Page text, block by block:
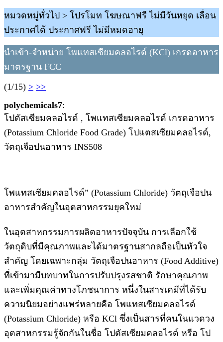
หมวดหมู่ทั่วไป > โปรโมท โฆษณาฟรี ไม่มีวันหยุด เลื่อน
ประกาศได้ ประกาศฟรี ไม่มีหมดอายุ
นำเข้า-จำหน่าย โพแทสเซียมคลอไรด์ (KCl) เกรดอาหาร
มาตรฐาน FCC
(1/15) > >>
polychemicals7:
โปตัสเซียมคลอไรด์ , โพแทสเซียมคลอไรด์ เกรดอาหาร
(Potassium Chloride Food Grade) โปแตสเซียมคลอไรด์,
วัตถุเจือปนอาหาร INS508
โพแทสเซียมคลอไรด์” (Potassium Chloride) วัตถุเจือปน
อาหารสำคัญในอุตสาหกรรมยุคใหม่
ในอุตสาหกรรมการผลิตอาหารปัจจุบัน การเลือกใช้
วัตถุดิบที่มีคุณภาพและได้มาตรฐานสากลถือเป็นหัวใจ
สำคัญ โดยเฉพาะกลุ่ม วัตถุเจือปนอาหาร (Food Additive)
ที่เข้ามามีบทบาทในการปรับปรุงรสชาติ รักษาคุณภาพ
และเพิ่มคุณค่าทางโภชนาการ หนึ่งในสารเคมีที่ได้รับ
ความนิยมอย่างแพร่หลายคือ โพแทสเซียมคลอไรด์
(Potassium Chloride) หรือ KCl ซึ่งเป็นสารที่คนในแวดวง
อุตสาหกรรมรู้จักกันในชื่อ โปตัสเซียมคลอไรด์ หรือ โป